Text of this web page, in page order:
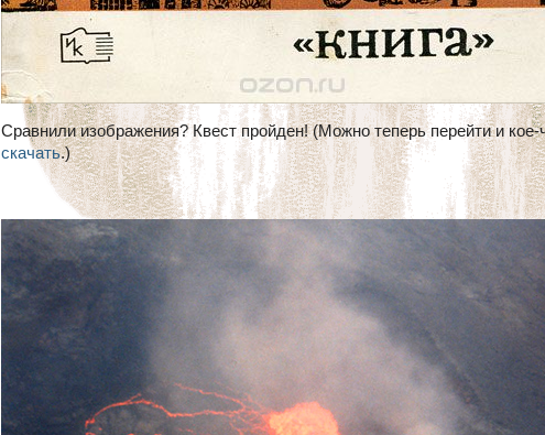
Сравнили изображения? Квест пройден! (Можно теперь перейти и кое-
скачать.)